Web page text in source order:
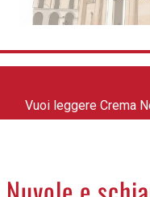
Vuoi leggere Crema